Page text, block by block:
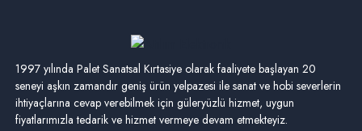
1997 yılında Palet Sanatsal Kırtasiye olarak faaliyete başlayan 20
seneyi aşkın zamandır geniş ürün yelpazesi ile sanat ve hobi severlerin
ihtiyaçlarına cevap verebilmek için güleryüzlü hizmet, uygun
fiyatlarımızla tedarik ve hizmet vermeye devam etmekteyiz.